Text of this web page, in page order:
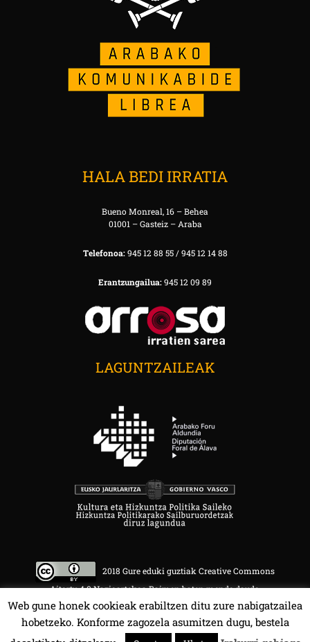
HALA BEDI IRRATIA
Bueno Monreal, 16 – Behea
01001 – Gasteiz – Araba
Telefonoa:945 12 88 55 / 945 12 14 88
Erantzungailua:945 12 09 89
LAGUNTZAILEAK
2018 Gure eduki guztiak Creative Commons
Aitortu 4.0 Nazioartekoa Baimen baten mende daude.
Web gune honek cookieak erabiltzen ditu zure nabigatzailea
hobetzeko. Konforme zagozela asumitzen dugu, bestela